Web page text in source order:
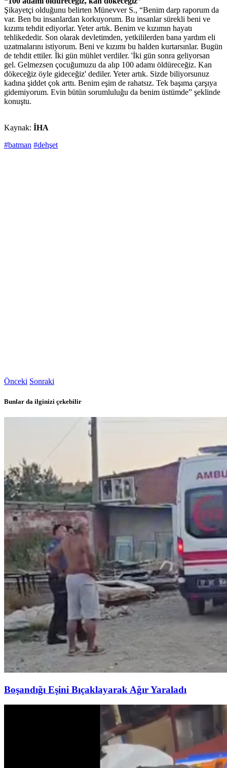
Şikayetçi olduğunu belirten Münevver S., “Benim darp raporum da
var. Ben bu insanlardan korkuyorum. Bu insanlar sürekli beni ve
kızımı tehdit ediyorlar. Yeter artık. Benim ve kızımın hayatı
tehlikededir. Son olarak devletimden, yetkililerden bana yardım eli
uzatmalarını istiyorum. Beni ve kızımı bu halden kurtarsınlar. Bugün
de tehdit ettiler. İki gün mühlet verdiler. 'İki gün sonra geliyorsan
gel. Gelmezsen çocuğumuzu da alıp 100 adamı öldüreceğiz. Kan
dökeceğiz öyle gideceğiz' dediler. Yeter artık. Sizde biliyorsunuz
kadına şiddet çok arttı. Benim eşim de rahatsız. Tek başıma çarşıya
gidemiyorum. Evin bütün sorumluluğu da benim üstümde” şeklinde
konuştu.
Kaynak: İHA
#batman #dehşet
Önceki Sonraki
Bunlar da ilginizi çekebilir
Boşandığı Eşini Bıçaklayarak Ağır Yaraladı